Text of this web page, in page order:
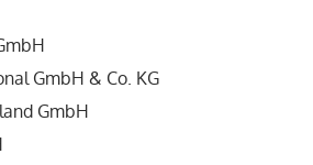
GmbH & Co. KG
GmbH